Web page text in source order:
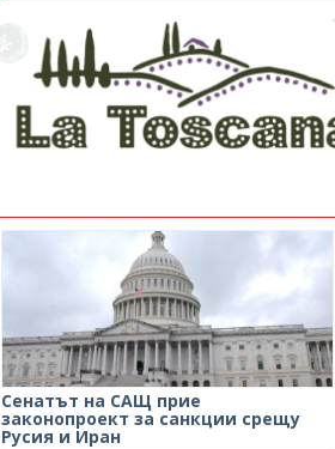
Сенатът на САЩ прие
законопроект за санкции срещу
Русия и Иран